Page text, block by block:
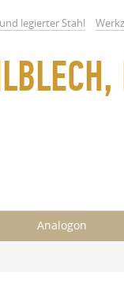
legierter Stahl
Analogon